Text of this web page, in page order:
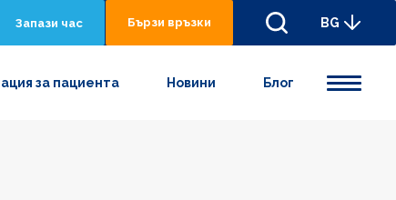
Запази час Бързи връзки BG
за пациента Новини Блог